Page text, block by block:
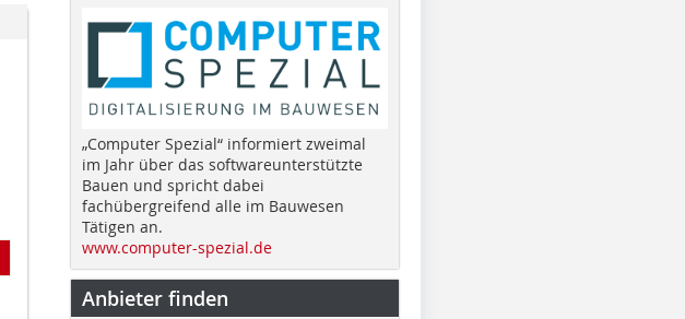
„Computer Spezial“ informiert zweimal
im Jahr über das softwareunterstützte
Bauen und spricht dabei
fachübergreifend alle im Bauwesen
Tätigen an.
www.computer-spezial.de
Anbieter finden